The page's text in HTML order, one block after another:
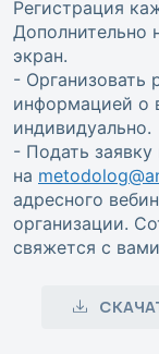
Регистрация
Дополнительно
экран.
- Организовать
информацией о
индивидуально.
- Подать
на
адресного
организации.
свяжется с